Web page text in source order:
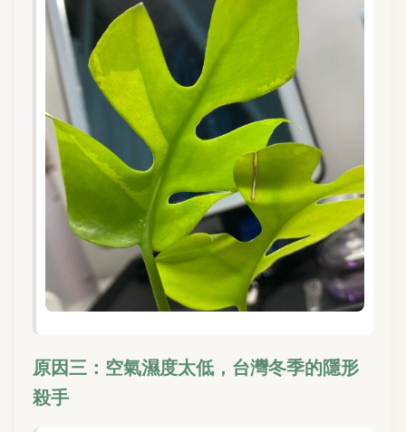
原因三：空氣濕度太低，台灣冬季的隱形
殺手